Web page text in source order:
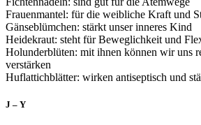
Frauenmantel: für die weibliche Kraft und
Gänseblümchen: stärkt unser inneres Kind
Heidekraut: steht für Beweglichkeit und
Holunderblüten: mit ihnen können wir uns
verstärken
Huflattichblätter: wirken antiseptisch und
J – Y